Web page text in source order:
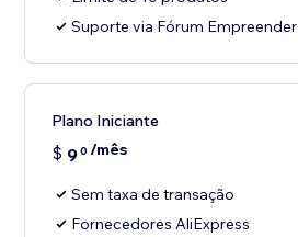
Suporte via Fórum Empreender
Plano Iniciante
$ 90 /mês
Sem taxa de transação
Fornecedores AliExpress